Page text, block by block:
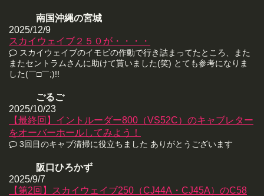
南国沖縄の宮城
2025/12/9
スカイウェイブ２５０が・・・・
スカイウェイブのイモビの作動で行き詰まってたところ、また
またセントラムさんに助けて貰いました(笑) とても参考になりま
した(￣□￣;)!!
ごるご
2025/10/23
【最終回】イントルーダー800（VS52C）のキャブレター
をオーバーホールしてみよう！
3回目のキャブ清掃に役立ちました ありがとうございます
阪口ひろかず
2025/9/7
【第2回】スカイウェイブ250（CJ44A・CJ45A）のC58